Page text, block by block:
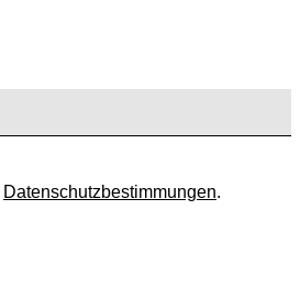
Datenschutzbestimmungen.